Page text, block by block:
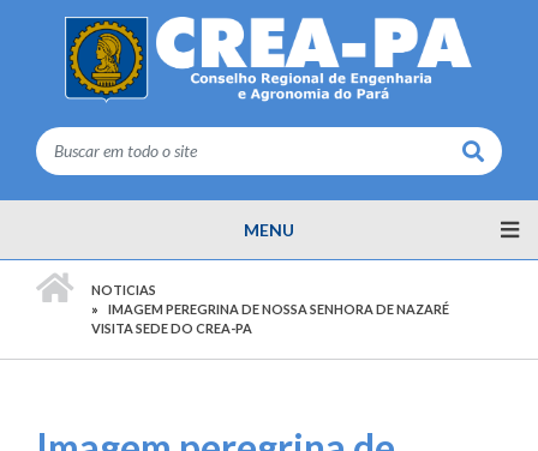
Buscar
MENU
NOTICIAS
IMAGEM PEREGRINA DE NOSSA SENHORA DE NAZARÉ
VISITA SEDE DO CREA-PA